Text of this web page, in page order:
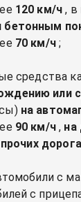
120 км/ч , в
бетонным
70 км/ч;
средства
или
на
90 км/ч, на
с
с